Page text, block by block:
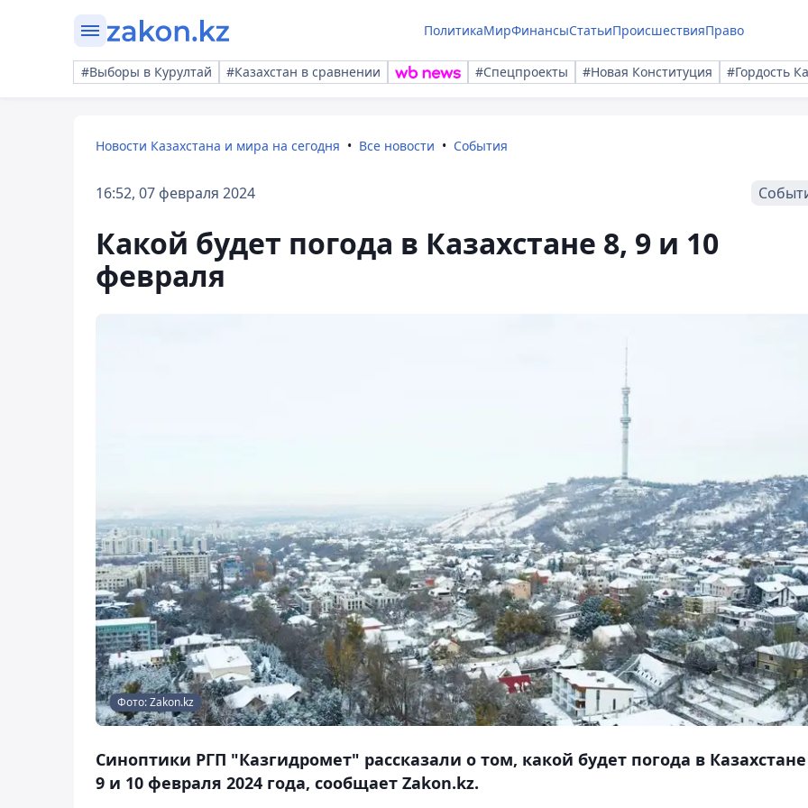
ПолитикаМирФинансыСтатьиПроисшествияПраво
#Выборы в Курултай #Казахстан в сравнении #Спецпроекты #Новая Конституция #Гордость
Новости Казахстана и мира на сегодня Все новости События
16:52, 07 февраля 2024
Какой будет погода в Казахстане 8, 9 и 10
февраля
Фото: Zakon.kz
Синоптики РГП "Казгидромет" рассказали о том, какой будет погода в
9 и 10 февраля 2024 года, сообщает Zakon.kz.